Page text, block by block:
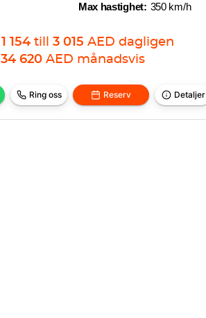
Max hastighet: 350 km/h
1 154 till 3 015 AED dagligen
34 620 AED månadsvis
Ring oss Reserv Detaljer